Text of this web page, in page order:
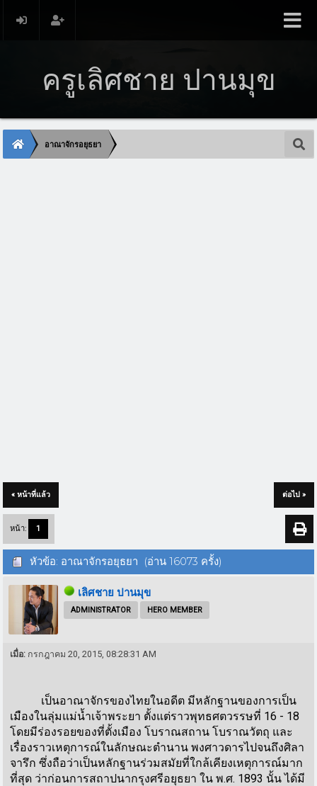
ครูเลิศชาย ปานมุข
อาณาจักรอยุธยา
« หน้าที่แล้ว ต่อไป »
หน้า: 1
หัวข้อ: อาณาจักรอยุธยา (อ่าน 16073 ครั้ง)
เลิศชาย ปานมุข
ADMINISTRATOR HERO MEMBER
เมื่อ: กรกฎาคม 20, 2015, 08:28:31 AM
เป็นอาณาจักรของไทยในอดีต มีหลักฐานของการเป็น
เมืองในลุ่มแม่น้ำเจ้าพระยา ตั้งแต่ราวพุทธศตวรรษที่ 16 - 18
โดยมีร่องรอยของที่ตั้งเมือง โบราณสถาน โบราณวัตถุ และ
เรื่องราวเหตุการณ์ในลักษณะตำนาน พงศาวดารไปจนถึงศิลา
จารึก ซึ่งถือว่าเป็นหลักฐานร่วมสมัยที่ใกล้เคียงเหตุการณ์มาก
ที่สุด ว่าก่อนการสถาปนากรุงศรีอยุธยา ใน พ.ศ. 1893 นั้น ได้มี